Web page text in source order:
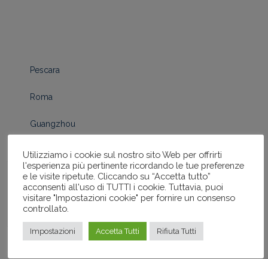
Pescara
Roma
Guangzhou
Utilizziamo i cookie sul nostro sito Web per offrirti
l'esperienza più pertinente ricordando le tue preferenze
e le visite ripetute. Cliccando su “Accetta tutto”
acconsenti all'uso di TUTTI i cookie. Tuttavia, puoi
visitare "Impostazioni cookie" per fornire un consenso
controllato.
Impostazioni Accetta Tutti Rifiuta Tutti